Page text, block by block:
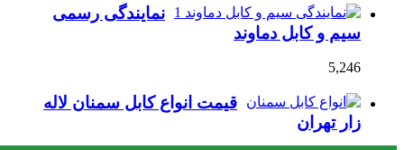
نمایندگی رسمی
سیم و کابل دماوند
5,246
قیمت انواع کابل سمنان لاله
زار تهران